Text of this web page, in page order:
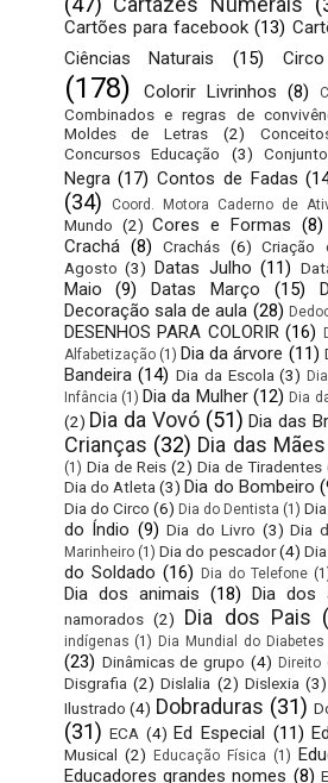
Cartões para facebook (13)
Ciências Naturais
(15) Circo
(178)
Colorir Livrinhos (8)
Combinados e regras de
Moldes de Letras
(2)
Concursos Educação
(3)
Negra (17) Contos de Fadas
(34)
Coord. Motora Caderno de
Mundo (2) Cores e Formas (8)
Crachá (8) Crachás (6) Criação
Agosto (3) Datas Julho (11)
Maio
(9) Datas Março (15)
Decoração sala de aula (28)
DESENHOS PARA COLORIR (16)
Alfabetização (1) Dia da árvore (11)
Bandeira (14) Dia da Escola (3)
Infância (1) Dia da Mulher (12) Dia
(2) Dia da Vovó (51) Dia das
Crianças (32) Dia das Mães
(1) Dia de Reis (2) Dia de Tiradentes
Dia do Atleta (3) Dia do Bombeiro
Dia do Circo (6) Dia do Dentista (1)
do Índio (9) Dia do Livro (3) Dia
Marinheiro (1) Dia do pescador (4)
do Soldado (16) Dia do Telefone
Dia dos animais (18) Dia dos
namorados (2) Dia dos Pais
indígenas (1) Dia Mundial do Diabetes
(23) Dinâmicas de grupo (4)
Disgrafia (2) Dislalia (2) Dislexia (3)
Ilustrado (4) Dobraduras (31)
(31) ECA (4) Ed Especial (11)
Musical (2) Educação Física (1)
Educadores grandes nomes (8)